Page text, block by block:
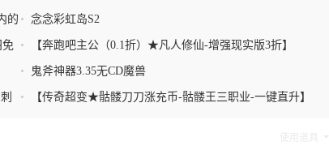
的 • 念念彩虹岛S2
免 • 【奔跑吧主公（0.1折）★凡人修仙-增强现实版3折】
• 鬼斧神器3.35无CD魔兽
• 【传奇超变★骷髅刀刀涨充币-骷髅王三职业-一键直升】